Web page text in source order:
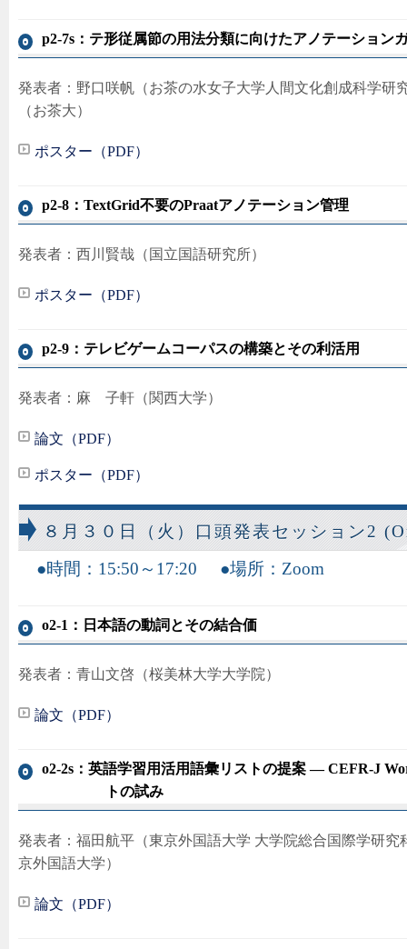
p2-7s：テ形従属節の用法分類に向けたアノテーション
発表者：野口咲帆（お茶の水女子大学人間文化創成科学研
（お茶大）
ポスター（PDF）
p2-8：TextGrid不要のPraatアノテーション管理
発表者：西川賢哉（国立国語研究所）
ポスター（PDF）
p2-9：テレビゲームコーパスの構築とその利活用
発表者：麻 子軒（関西大学）
論文（PDF）
ポスター（PDF）
８月３０日（火）口頭発表セッション2
時間：15:50～17:20
場所：Zoom
o2-1：日本語の動詞とその結合価
発表者：青山文啓（桜美林大学大学院）
論文（PDF）
o2-2s：英語学習用活用語彙リストの提案 ― CEFR-J
トの試み
発表者：福田航平（東京外国語大学 大学院総合国際学研
京外国語大学）
論文（PDF）